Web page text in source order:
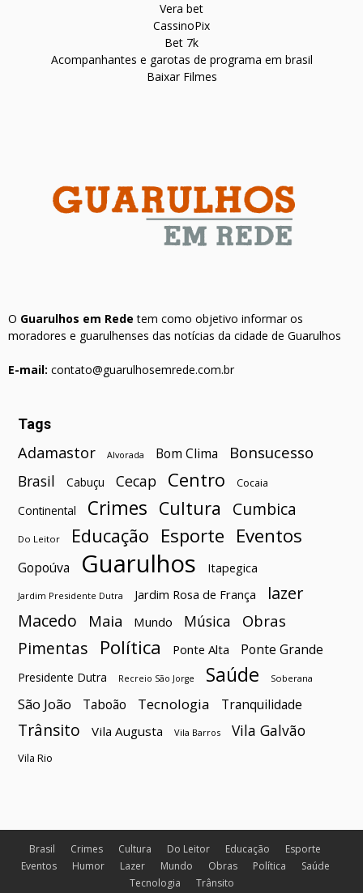
Vera bet
CassinoPix
Bet 7k
Acompanhantes e garotas de programa em brasil
Baixar Filmes
O Guarulhos em Rede tem como objetivo informar os
moradores e guarulhenses das notícias da cidade de Guarulhos
E-mail: contato@guarulhosemrede.com.br
Tags
Adamastor Alvorada Bom Clima Bonsucesso
Brasil Cabuçu Cecap Centro Cocaia
Continental Crimes Cultura Cumbica
Do Leitor Educação Esporte Eventos
Gopoúva Guarulhos Itapegica
Jardim Presidente Dutra Jardim Rosa de França
lazer
Macedo
Maia Mundo Música Obras
Pimentas Política Ponte Alta Ponte Grande
Presidente Dutra Recreio São Jorge Saúde Soberana
São João Taboão Tecnologia Tranquilidade
Trânsito Vila Augusta Vila Barros Vila Galvão
Vila Rio
Brasil Crimes Cultura Do Leitor Educação
Esporte
Eventos
Humor Lazer Mundo Obras Política
Saúde
Tecnologia
Trânsito